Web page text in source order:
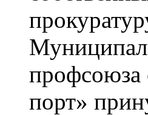
профсоюза
порт»